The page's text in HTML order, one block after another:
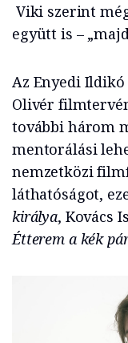
Viki szerint
együtt is –
Az Enyedi
Olivér
további három
mentorálási
nemzetközi
láthatóságot,
királya, Kovács
Étterem a kék